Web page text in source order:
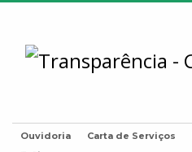
Ouvidoria Carta de Serviços